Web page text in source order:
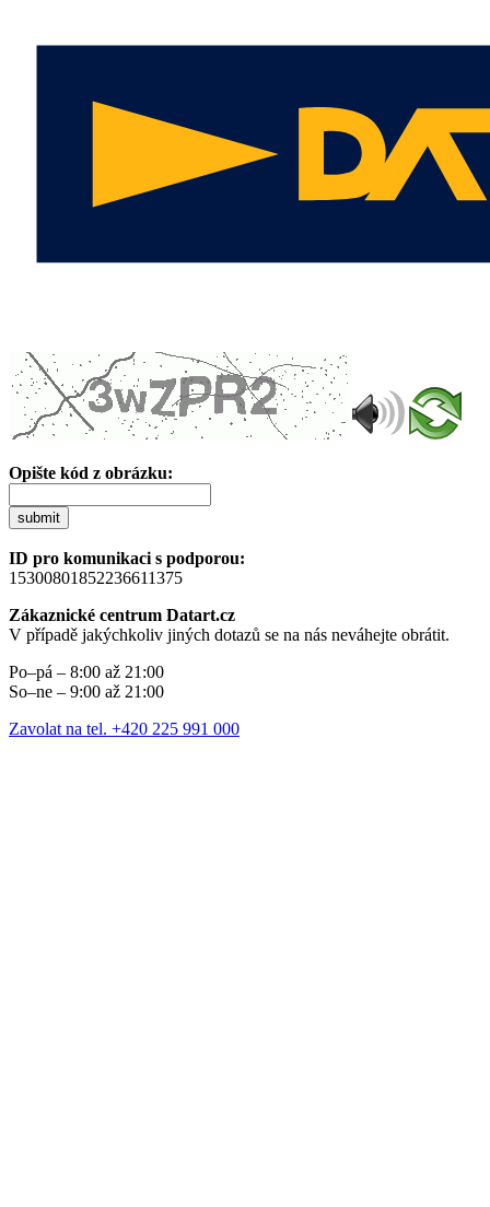
Opište kód z obrázku:
submit
ID pro komunikaci s podporou:
15300801852236611375
Zákaznické centrum Datart.cz
V případě jakýchkoliv jiných dotazů se na nás neváhejte obrátit.
Po–pá – 8:00 až 21:00
So–ne – 9:00 až 21:00
Zavolat na tel. +420 225 991 000